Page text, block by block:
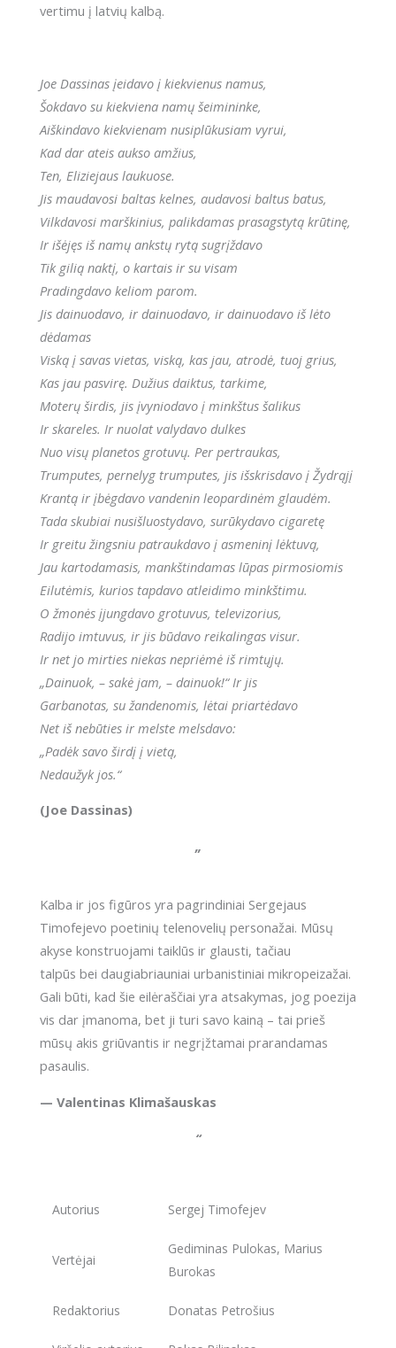
vertimu į latvių kalbą.
Joe Dassinas įeidavo į kiekvienus namus,
Šokdavo su kiekviena namų šeimininke,
Aiškindavo kiekvienam nusiplūkusiam vyrui,
Kad dar ateis aukso amžius,
Ten, Eliziejaus laukuose.
Jis maudavosi baltas kelnes, audavosi baltus batus,
Vilkdavosi marškinius, palikdamas prasagstytą krūtinę,
Ir išėjęs iš namų ankstų rytą sugrįždavo
Tik gilią naktį, o kartais ir su visam
Pradingdavo keliom parom.
Jis dainuodavo, ir dainuodavo, ir dainuodavo iš lėto
dėdamas
Viską į savas vietas, viską, kas jau, atrodė, tuoj grius,
Kas jau pasvirę. Dužius daiktus, tarkime,
Moterų širdis, jis įvyniodavo į minkštus šalikus
Ir skareles. Ir nuolat valydavo dulkes
Nuo visų planetos grotuvų. Per pertraukas,
Trumputes, pernelyg trumputes, jis išskrisdavo į Žydrąjį
Krantą ir įbėgdavo vandenin leopardinėm glaudėm.
Tada skubiai nusišluostydavo, surūkydavo cigaretę
Ir greitu žingsniu patraukdavo į asmeninį lėktuvą,
Jau kartodamasis, mankštindamas lūpas pirmosiomis
Eilutėmis, kurios tapdavo atleidimo minkštimu.
O žmonės įjungdavo grotuvus, televizorius,
Radijo imtuvus, ir jis būdavo reikalingas visur.
Ir net jo mirties niekas nepriėmė iš rimtųjų.
„Dainuok, – sakė jam, – dainuok!“ Ir jis
Garbanotas, su žandenomis, lėtai priartėdavo
Net iš nebūties ir melste melsdavo:
„Padėk savo širdį į vietą,
Nedaužyk jos.“
(Joe Dassinas)
„
Kalba ir jos figūros yra pagrindiniai Sergejaus
Timofejevo poetinių telenovelių personažai. Mūsų
akyse konstruojami taiklūs ir glausti, tačiau
talpūs bei daugiabriauniai urbanistiniai mikropeizažai.
Gali būti, kad šie eilėraščiai yra atsakymas, jog poezija
vis dar įmanoma, bet ji turi savo kainą – tai prieš
mūsų akis griūvantis ir negrįžtamai prarandamas
pasaulis.
— Valentinas Klimašauskas
“
Autorius Sergej Timofejev
Vertėjai
Gediminas Pulokas, Marius
Burokas
Redaktorius Donatas Petrošius